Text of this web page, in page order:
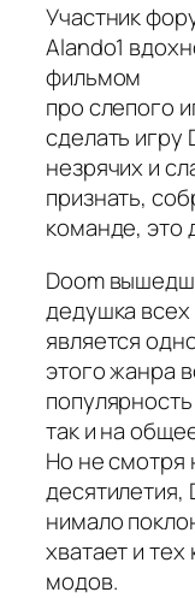
Участник
Alando1
фильмом
про слепого
сделать игру
незрячих и
признать,
команде, это
Doom
дедушка
является
этого жанра
так и на
Но не смотря
десятилетия,
нимало
хватает и
модов.